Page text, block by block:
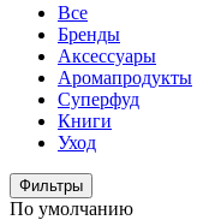
Все
Бренды
Аксессуары
Аромапродукты
Суперфуд
Книги
Уход
Фильтры
По умолчанию